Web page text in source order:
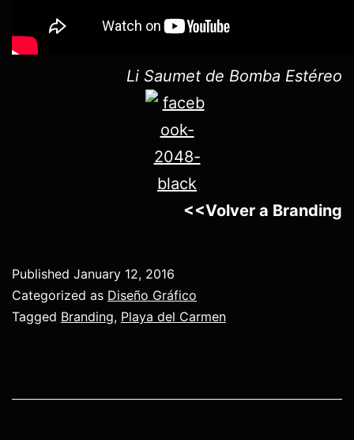
Li Saumet de Bomba Estéreo
<<Volver a Branding
Published January 12, 2016
Categorized as Diseño Gráfico
Tagged Branding, Playa del Carmen